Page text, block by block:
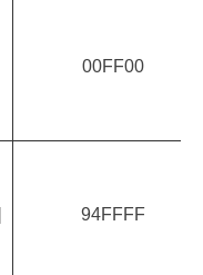
00FF00
94FFFF